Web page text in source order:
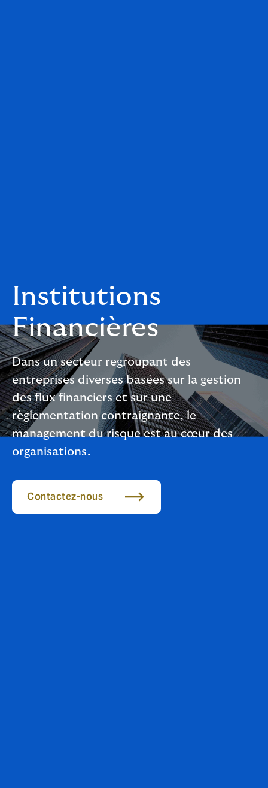
Institutions
Financières
Dans un secteur regroupant des
entreprises diverses basées sur la gestion
des flux financiers et sur une
règlementation contraignante, le
management du risque est au cœur des
organisations.
Contactez-nous